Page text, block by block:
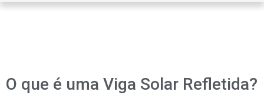
O que é uma Viga Solar Refletida?